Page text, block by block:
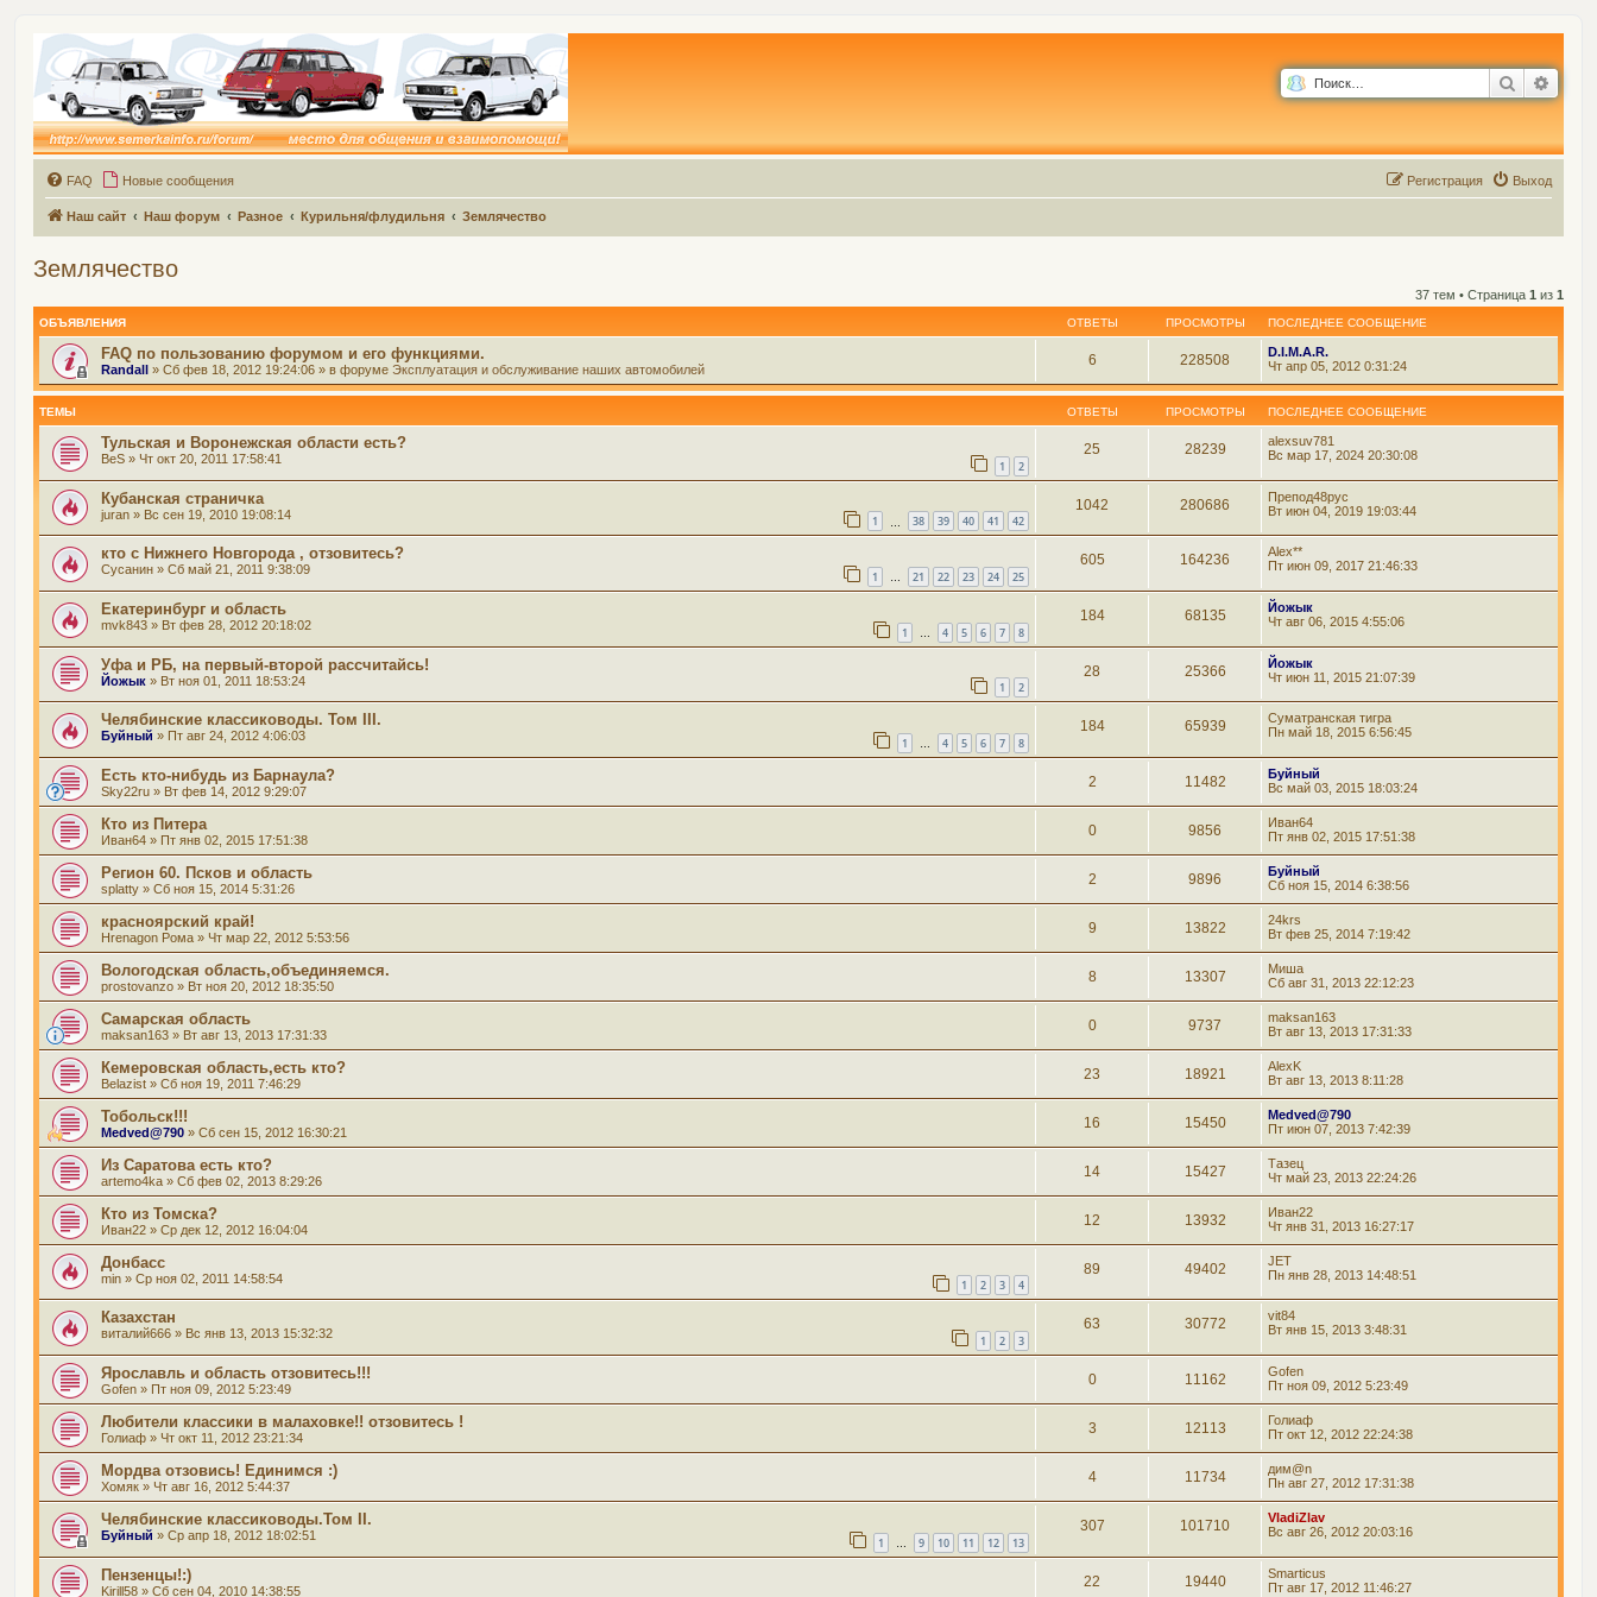
Поиск
FAQ Новые сообщения Выход
Регистрация
Наш сайт Наш форум Разное Курильня/флудильня Землячество
Землячество
37 тем • Страница 1 из 1
ОБЪЯВЛЕНИЯ ОТВЕТЫ ПРОСМОТРЫ ПОСЛЕДНЕЕ СООБЩЕНИЕ
FAQ по пользованию форумом и его функциями.
Randall » Сб фев 18, 2012 19:24:06 » в форуме Эксплуатация и обслуживание наших автомобилей
6 228508
D.I.M.A.R.
Чт апр 05, 2012 0:31:24
ТЕМЫ ОТВЕТЫ ПРОСМОТРЫ ПОСЛЕДНЕЕ СООБЩЕНИЕ
Тульская и Воронежская области есть?
BeS » Чт окт 20, 2011 17:58:41 1 2
25 28239
alexsuv781
Вс мар 17, 2024 20:30:08
Кубанская страничка
juran » Вс сен 19, 2010 19:08:14 1 38 39 40 41 42
1042 280686
Препод48рус
Вт июн 04, 2019 19:03:44
кто с Нижнего Новгорода , отзовитесь?
Сусанин » Сб май 21, 2011 9:38:09 1 … 21 22 23 24 25
605 164236
Alex**
Пт июн 09, 2017 21:46:33
Екатеринбург и область
mvk843 » Вт фев 28, 2012 20:18:02 1 … 4 5 6 7 8
184 68135
Йожык
Чт авг 06, 2015 4:55:06
Уфа и РБ, на первый-второй рассчитайсь!
Йожык » Вт ноя 01, 2011 18:53:24 1 2
28 25366
Йожык
Чт июн 11, 2015 21:07:39
Челябинские классиководы. Том III.
Буйный » Пт авг 24, 2012 4:06:03 1 … 4 5 6 7 8
184 65939
Суматранская тигра
Пн май 18, 2015 6:56:45
Есть кто-нибудь из Барнаула?
Sky22ru » Вт фев 14, 2012 9:29:07
2 11482
Буйный
Вс май 03, 2015 18:03:24
Кто из Питера
Иван64 » Пт янв 02, 2015 17:51:38
0 9856
Иван64
Пт янв 02, 2015 17:51:38
Регион 60. Псков и область
splatty » Сб ноя 15, 2014 5:31:26
2 9896
Буйный
Сб ноя 15, 2014 6:38:56
красноярский край!
Hrenagon Рома » Чт мар 22, 2012 5:53:56
9 13822
24krs
Вт фев 25, 2014 7:19:42
Вологодская область,объединяемся.
prostovanzo » Вт ноя 20, 2012 18:35:50
8 13307
Миша
Сб авг 31, 2013 22:12:23
Самарская область
maksan163 » Вт авг 13, 2013 17:31:33
0 9737
maksan163
Вт авг 13, 2013 17:31:33
Кемеровская область,есть кто?
Belazist » Сб ноя 19, 2011 7:46:29
23 18921
AlexK
Вт авг 13, 2013 8:11:28
Тобольск!!!
Medved@790 » Сб сен 15, 2012 16:30:21
16 15450
Medved@790
Пт июн 07, 2013 7:42:39
Из Саратова есть кто?
artemo4ka » Сб фев 02, 2013 8:29:26
14 15427
Тазец
Чт май 23, 2013 22:24:26
Кто из Томска?
Иван22 » Ср дек 12, 2012 16:04:04
12 13932
Иван22
Чт янв 31, 2013 16:27:17
Донбасс
min » Ср ноя 02, 2011 14:58:54 1 2 3 4
89 49402
JET
Пн янв 28, 2013 14:48:51
Казахстан
виталий666 » Вс янв 13, 2013 15:32:32 1 2 3
63 30772
vit84
Вт янв 15, 2013 3:48:31
Ярославль и область отзовитесь!!!
Gofen » Пт ноя 09, 2012 5:23:49
0 11162
Gofen
Пт ноя 09, 2012 5:23:49
Любители классики в малаховке!! отзовитесь !
Голиаф » Чт окт 11, 2012 23:21:34
3 12113
Голиаф
Пт окт 12, 2012 22:24:38
Мордва отзовись! Единимся :)
Хомяк » Чт авг 16, 2012 5:44:37
4 11734
дим@n
Пн авг 27, 2012 17:31:38
Челябинские классиководы.Том II.
Буйный » Ср апр 18, 2012 18:02:51 1 … 9 10 11 12 13
307 101710
VladiZlav
Вс авг 26, 2012 20:03:16
Пензенцы!:)
Kirill58 » Сб сен 04, 2010 14:38:55
22 19440
Smarticus
Пт авг 17, 2012 11:46:27